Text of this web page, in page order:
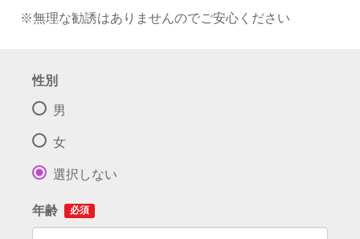
※無理な勧誘はありませんのでご安心ください
性別
男
女
選択しない
年齢 必須